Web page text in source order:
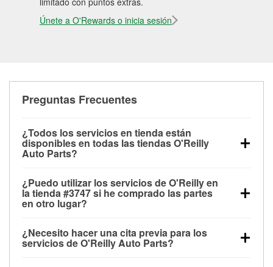
Únete a O'Rewards o inicia sesión
Preguntas Frecuentes
¿Todos los servicios en tienda están
disponibles en todas las tiendas O'Reilly
Auto Parts?
las pruebas de batería, pruebas de alternador y
motor de arranque, revisión de la luz “Check Engine”
con O'Reilly VeriScan® e instalación de
limpiaparabrisas o bombillas, están disponibles en
todas las tiendas O'Reilly Auto Parts. La tienda
¿Puedo utilizar los servicios de O'Reilly en
la tienda #3747 si he comprado las partes
en otro lugar?
de O'Reilly Auto Parts que estén disponibles en la
tienda #3747 de Meridian, ID aunque hayas
¿Necesito hacer una cita previa para los
servicios de O'Reilly Auto Parts?